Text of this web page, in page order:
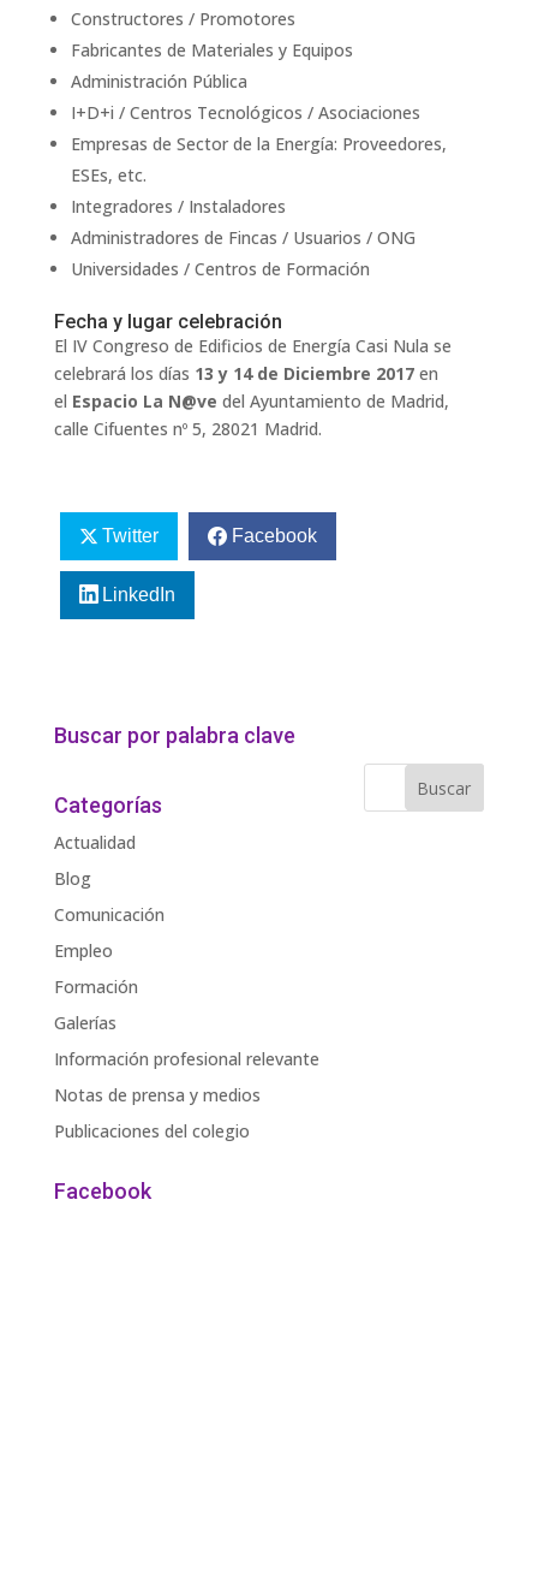
Constructores / Promotores
Fabricantes de Materiales y Equipos
Administración Pública
I+D+i / Centros Tecnológicos / Asociaciones
Empresas de Sector de la Energía: Proveedores,
ESEs, etc.
Integradores / Instaladores
Administradores de Fincas / Usuarios / ONG
Universidades / Centros de Formación
Fecha y lugar celebración
El IV Congreso de Edificios de Energía Casi Nula se
celebrará los días 13 y 14 de Diciembre 2017en
el Espacio La N@ve del Ayuntamiento de Madrid,
calle Cifuentes nº 5, 28021 Madrid.
Twitter Facebook
LinkedIn
Buscar por palabra clave
Categorías
Actualidad
Blog
Comunicación
Empleo
Formación
Galerías
Información profesional relevante
Notas de prensa y medios
Publicaciones del colegio
Facebook